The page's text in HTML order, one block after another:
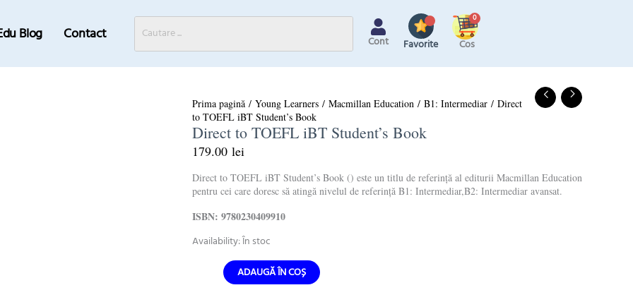
Blog Contact Cont Favorite
Prima pagină / Young Learners / Macmillan Education / B1: Intermediar / Direct
to TOEFL iBT Student’s Book
Direct to TOEFL iBT Student’s Book
179.00 lei
Direct to TOEFL iBT Student’s Book () este un titlu de referință al editurii Macmillan Education
pentru cei care doresc să atingă nivelul de referință B1: Intermediar,B2: Intermediar avansat.
ISBN: 9780230409910
Availability:În stoc
Direct
to
TOEFL
iBT
Student's
Book
ADAUGĂ ÎN COȘ